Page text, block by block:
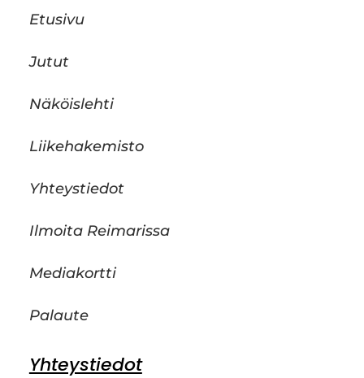
Etusivu
Jutut
Näköislehti
Liikehakemisto
Yhteystiedot
Ilmoita Reimarissa
Mediakortti
Palaute
Yhteystiedot